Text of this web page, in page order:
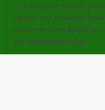
« La situation
connaît une évolution
rester en soins intensifs
par l’hôpital de la Paz.